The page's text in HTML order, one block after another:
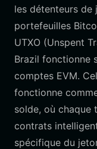
les détenteurs de
portefeuilles
UTXO (Unspent
Brazil fonctionne
comptes EVM.
fonctionne
solde, où chaque
contrats
spécifique du